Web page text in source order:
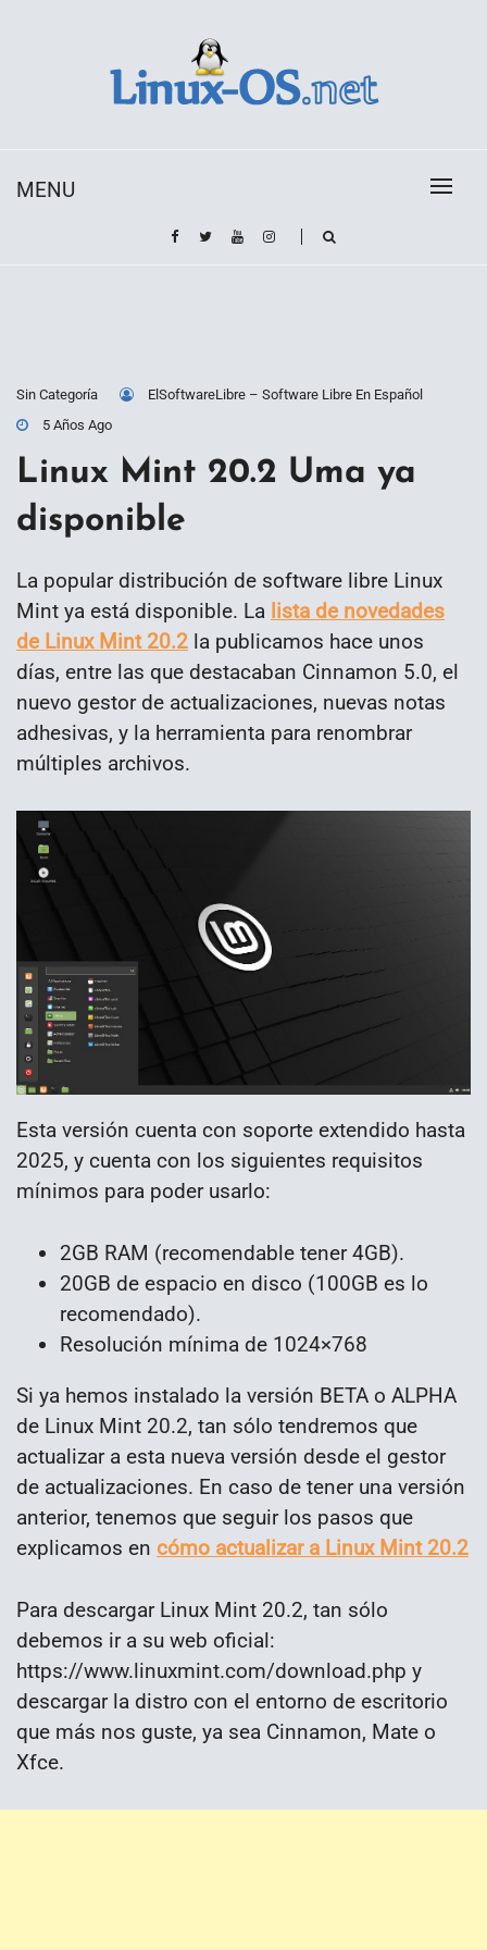
MENU
Sin Categoría
ElSoftwareLibre – Software Libre En Español
5 Años Ago
Linux Mint 20.2 Uma ya
disponible
La popular distribución de software libre Linux
Mint ya está disponible. La lista de novedades
de Linux Mint 20.2 la publicamos hace unos
días, entre las que destacaban Cinnamon 5.0, el
nuevo gestor de actualizaciones, nuevas notas
adhesivas, y la herramienta para renombrar
múltiples archivos.
Esta versión cuenta con soporte extendido hasta
2025, y cuenta con los siguientes requisitos
mínimos para poder usarlo:
2GB RAM (recomendable tener 4GB).
20GB de espacio en disco (100GB es lo
recomendado).
Resolución mínima de 1024×768
Si ya hemos instalado la versión BETA o ALPHA
de Linux Mint 20.2, tan sólo tendremos que
actualizar a esta nueva versión desde el gestor
de actualizaciones. En caso de tener una versión
anterior, tenemos que seguir los pasos que
explicamos en cómo actualizar a Linux Mint 20.2
Para descargar Linux Mint 20.2, tan sólo
debemos ir a su web oficial:
https://www.linuxmint.com/download.php y
descargar la distro con el entorno de escritorio
que más nos guste, ya sea Cinnamon, Mate o
Xfce.